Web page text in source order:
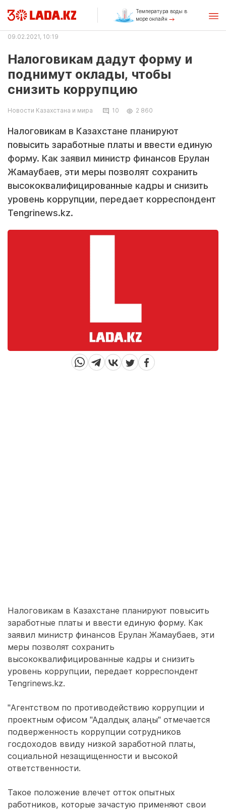
Температура воды в
море онлайн
09.02.2021, 10:19
Налоговикам дадут форму и
поднимут оклады, чтобы
снизить коррупцию
Новости Казахстана и мира 10 2 860
Налоговикам в Казахстане планируют
повысить заработные платы и ввести единую
форму. Как заявил министр финансов Ерулан
Жамаубаев, эти меры позволят сохранить
высококвалифицированные кадры и снизить
уровень коррупции, передает корреспондент
Tengrinews.kz.
Налоговикам в Казахстане планируют повысить
заработные платы и ввести единую форму. Как
заявил министр финансов Ерулан Жамаубаев, эти
меры позволят сохранить
высококвалифицированные кадры и снизить
уровень коррупции, передает корреспондент
Tengrinews.kz.
"Агентством по противодействию коррупции и
проектным офисом "Адалдық алаңы" отмечается
подверженность коррупции сотрудников
госдоходов ввиду низкой заработной платы,
социальной незащищенности и высокой
ответственности.
Такое положение влечет отток опытных
работников, которые зачастую применяют свои